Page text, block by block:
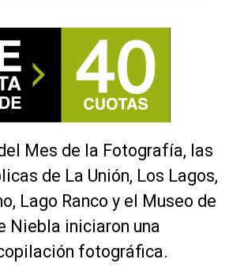
Mes de la Fotografía, las
de La Unión, Los Lagos,
Lago Ranco y el Museo de
Niebla iniciaron una
fotográfica.